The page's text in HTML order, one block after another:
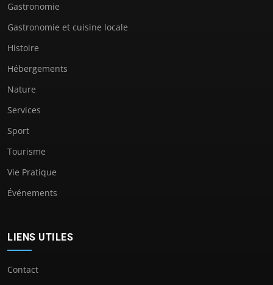
Gastronomie
Gastronomie et cuisine locale
Histoire
Hébergements
Nature
Services
Sport
Tourisme
Vie Pratique
Événements
LIENS UTILES
Contact